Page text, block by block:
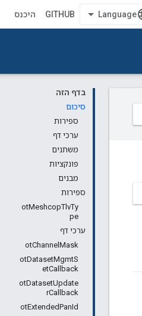
GITHUB היכנס
בדף הזה
סיכום
ספירות
ערכי דף
משתנים
פונקציות
מבנים
ספירות
otMeshcopTlvTy
pe
ערכי דף
otChannelMask
otDatasetMgmtS
etCallback
otDatasetUpdate
rCallback
otExtendedPanId